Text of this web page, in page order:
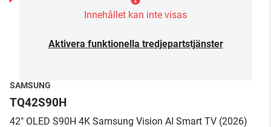
Innehållet kan inte visas
Aktivera funktionella tredjepartstjänster
SAMSUNG
TQ42S90H
42" OLED S90H 4K Samsung Vision AI Smart TV (2026)